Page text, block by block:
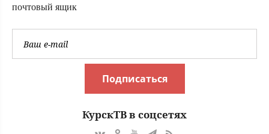
почтовый ящик
Подписаться
КурскТВ в соцсетях